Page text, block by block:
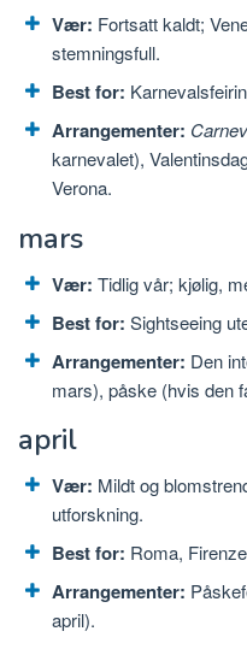
Vær: Fortsatt kaldt;
stemningsfull.
Best for:
Arrangementer:
karnevalet),
Verona.
mars
Vær: Tidlig vår; kjølig,
Best for: Sightseeing
Arrangementer: Den
mars), påske (hvis den
april
Vær: Mildt og
utforskning.
Best for: Roma,
Arrangementer:
april).